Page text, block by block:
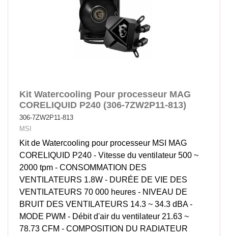
Kit Watercooling Pour processeur MAG
CORELIQUID P240 (306-7ZW2P11-813)
306-7ZW2P11-813
MSI
Kit de Watercooling pour processeur MSI MAG
CORELIQUID P240 - Vitesse du ventilateur 500 ~
2000 tpm - CONSOMMATION DES
VENTILATEURS 1.8W - DURÉE DE VIE DES
VENTILATEURS 70 000 heures - NIVEAU DE
BRUIT DES VENTILATEURS 14.3 ~ 34.3 dBA -
MODE PWM - Débit d'air du ventilateur 21.63 ~
78.73 CFM - COMPOSITION DU RADIATEUR